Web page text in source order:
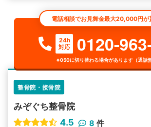
電話相談でお見舞金最大20,000円が
24h
対応
0120-
※050に切り替わる場合があります（通話無
整骨院・接骨院
みぞぐち整骨院
4.5
8 件